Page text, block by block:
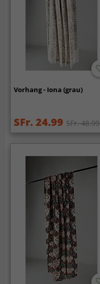
Vorhang - Iona (grau)
SFr. 24.99 SFr. 48.99